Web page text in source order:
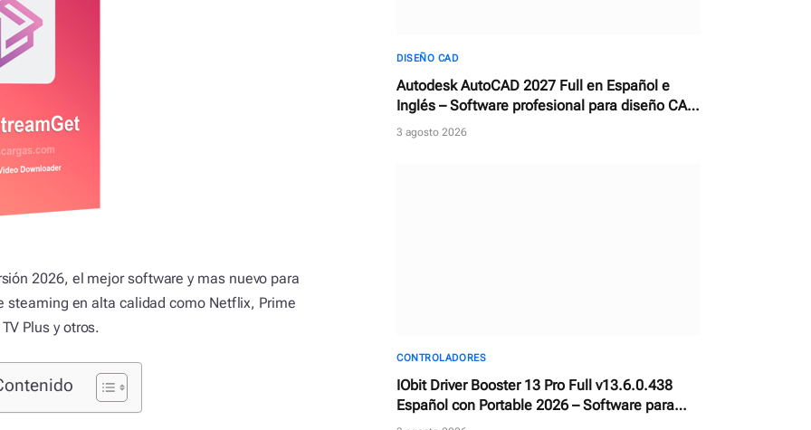
2026, el mejor software y mas nuevo para
steaming en alta calidad como Netflix, Prime
Plus y otros.
DISEÑO CAD
Autodesk AutoCAD 2027 Full en Español e
Inglés – Software profesional para diseño CAD
en 2D y 3D
3 agosto 2026
CONTROLADORES
IObit Driver Booster 13 Pro Full v13.6.0.438
Español con Portable 2026 – Software para
descargar, reparar y actualizar controladores